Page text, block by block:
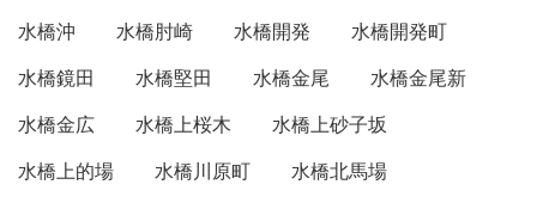
水橋沖
水橋肘崎 水橋開発
水橋開発町
水橋鏡田
水橋堅田 水橋金尾
水橋金尾新
水橋金広
水橋上桜木
水橋上砂子坂
水橋上的場
水橋川原町
水橋北馬場